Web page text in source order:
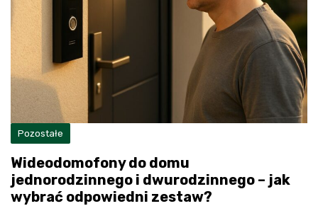
Pozostałe
Wideodomofony do domu
jednorodzinnego i dwurodzinnego – jak
wybrać odpowiedni zestaw?